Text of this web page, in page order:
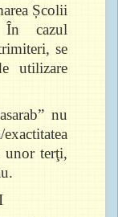
Școlii
În cazul
se
utilizare
nu
unor terţi,